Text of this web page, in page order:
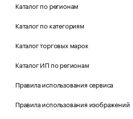
Каталог по регионам
Каталог по категориям
Каталог торговых марок
Каталог ИП по регионам
Правила использования сервиса
Правила использования изображений